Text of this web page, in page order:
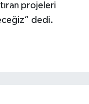
projeleri
dedi.